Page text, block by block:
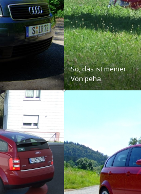
So, das ist meiner
Vonpeha